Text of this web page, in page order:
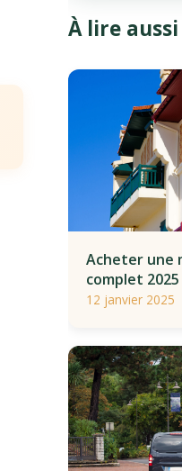
À lire aussi
Acheter une
complet 2025
12 janvier 2025